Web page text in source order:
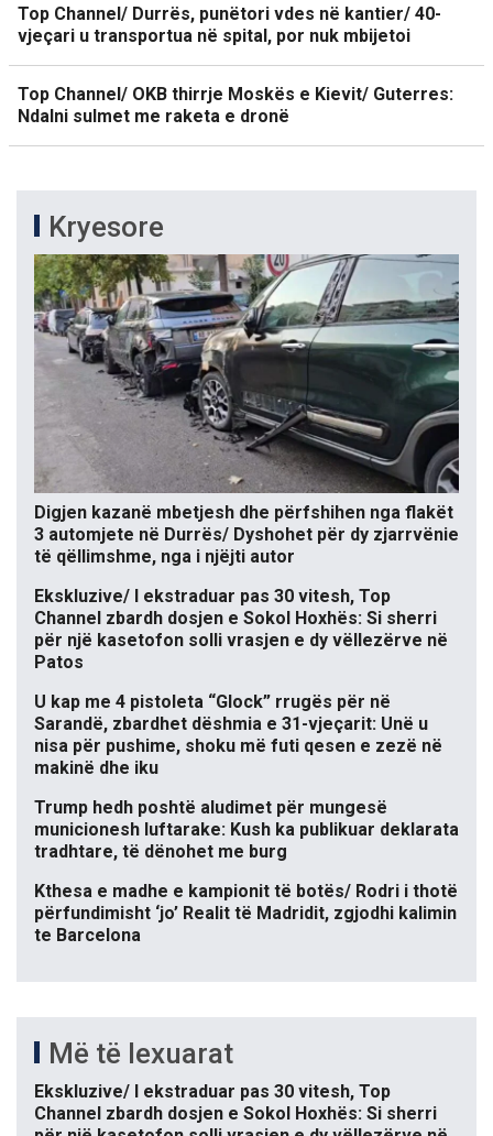
Top Channel/ Durrës, punëtori vdes në kantier/ 40-
vjeçari u transportua në spital, por nuk mbijetoi
Top Channel/ OKB thirrje Moskës e Kievit/ Guterres:
Ndalni sulmet me raketa e dronë
Kryesore
Digjen kazanë mbetjesh dhe përfshihen nga flakët
3 automjete në Durrës/ Dyshohet për dy zjarrvënie
të qëllimshme, nga i njëjti autor
Ekskluzive/ I ekstraduar pas 30 vitesh, Top
Channel zbardh dosjen e Sokol Hoxhës: Si sherri
për një kasetofon solli vrasjen e dy vëllezërve në
Patos
U kap me 4 pistoleta “Glock” rrugës për në
Sarandë, zbardhet dëshmia e 31-vjeçarit: Unë u
nisa për pushime, shoku më futi qesen e zezë në
makinë dhe iku
Trump hedh poshtë aludimet për mungesë
municionesh luftarake: Kush ka publikuar deklarata
tradhtare, të dënohet me burg
Kthesa e madhe e kampionit të botës/ Rodri i thotë
përfundimisht ‘jo’ Realit të Madridit, zgjodhi kalimin
te Barcelona
Më të lexuarat
Ekskluzive/ I ekstraduar pas 30 vitesh, Top
Channel zbardh dosjen e Sokol Hoxhës: Si sherri